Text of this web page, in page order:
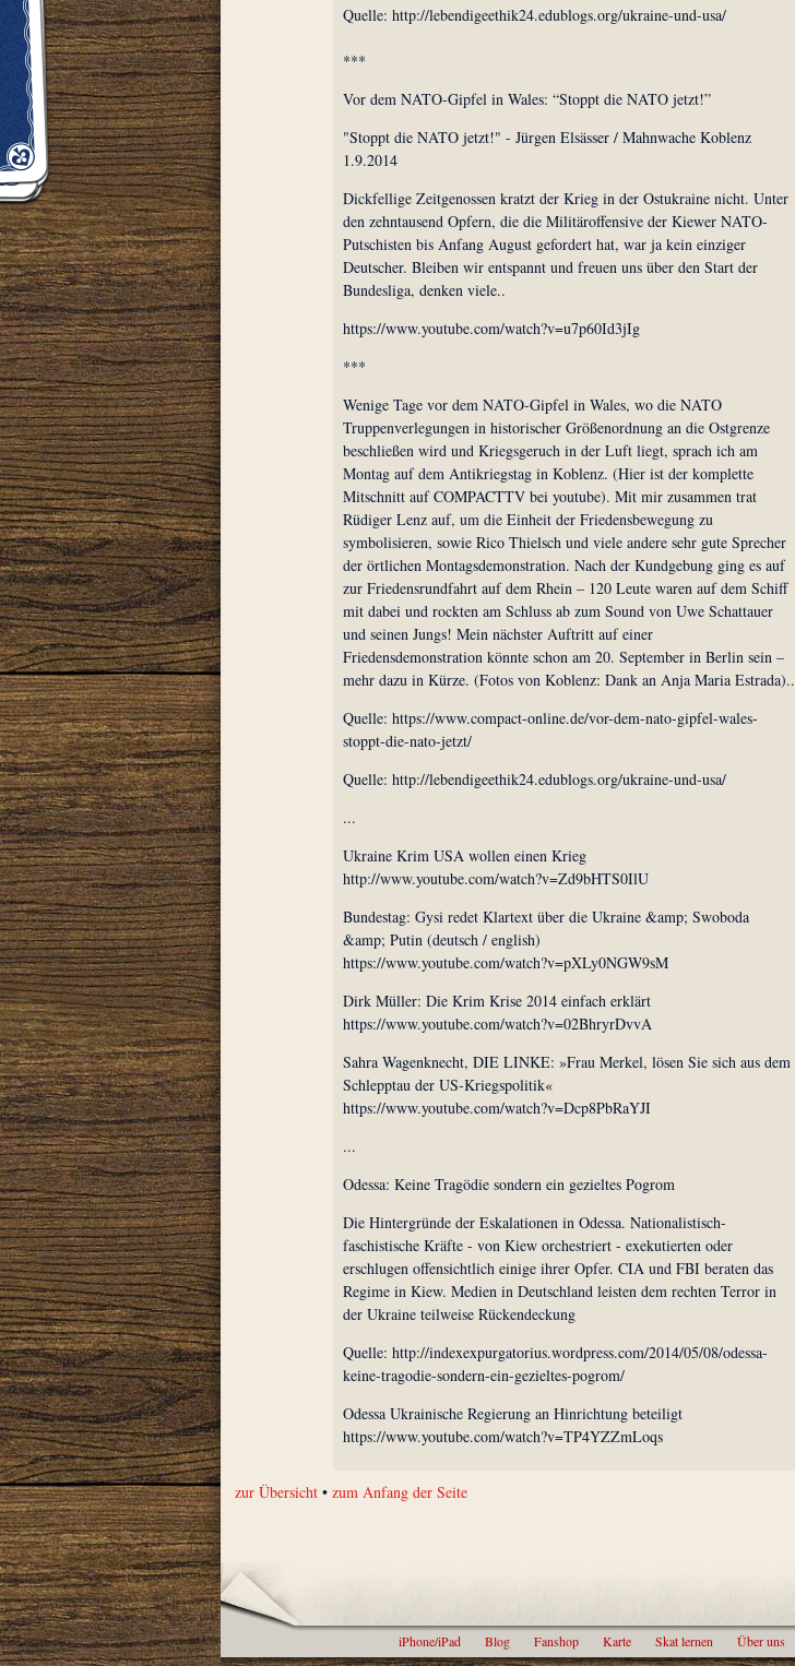
Quelle: http://lebendigeethik24.edublogs.org/ukraine-und-usa/
***
Vor dem NATO-Gipfel in Wales: “Stoppt die NATO jetzt!”
"Stoppt die NATO jetzt!" - Jürgen Elsässer / Mahnwache Koblenz
1.9.2014
Dickfellige Zeitgenossen kratzt der Krieg in der Ostukraine nicht. Unter
den zehntausend Opfern, die die Militäroffensive der Kiewer NATO-
Putschisten bis Anfang August gefordert hat, war ja kein einziger
Deutscher. Bleiben wir entspannt und freuen uns über den Start der
Bundesliga, denken viele..
https://www.youtube.com/watch?v=u7p60Id3jIg
***
Wenige Tage vor dem NATO-Gipfel in Wales, wo die NATO
Truppenverlegungen in historischer Größenordnung an die Ostgrenze
beschließen wird und Kriegsgeruch in der Luft liegt, sprach ich am
Montag auf dem Antikriegstag in Koblenz. (Hier ist der komplette
Mitschnitt auf COMPACTTV bei youtube). Mit mir zusammen trat
Rüdiger Lenz auf, um die Einheit der Friedensbewegung zu
symbolisieren, sowie Rico Thielsch und viele andere sehr gute Sprecher
der örtlichen Montagsdemonstration. Nach der Kundgebung ging es auf
zur Friedensrundfahrt auf dem Rhein – 120 Leute waren auf dem Schiff
mit dabei und rockten am Schluss ab zum Sound von Uwe Schattauer
und seinen Jungs! Mein nächster Auftritt auf einer
Friedensdemonstration könnte schon am 20. September in Berlin sein –
mehr dazu in Kürze. (Fotos von Koblenz: Dank an Anja Maria Estrada)..
Quelle: https://www.compact-online.de/vor-dem-nato-gipfel-wales-
stoppt-die-nato-jetzt/
Quelle: http://lebendigeethik24.edublogs.org/ukraine-und-usa/
...
Ukraine Krim USA wollen einen Krieg
http://www.youtube.com/watch?v=Zd9bHTS0IlU
Bundestag: Gysi redet Klartext über die Ukraine &amp; Swoboda
&amp; Putin (deutsch / english)
https://www.youtube.com/watch?v=pXLy0NGW9sM
Dirk Müller: Die Krim Krise 2014 einfach erklärt
https://www.youtube.com/watch?v=02BhryrDvvA
Sahra Wagenknecht, DIE LINKE: »Frau Merkel, lösen Sie sich aus dem
Schlepptau der US-Kriegspolitik«
https://www.youtube.com/watch?v=Dcp8PbRaYJI
...
Odessa: Keine Tragödie sondern ein gezieltes Pogrom
Die Hintergründe der Eskalationen in Odessa. Nationalistisch-
faschistische Kräfte - von Kiew orchestriert - exekutierten oder
erschlugen offensichtlich einige ihrer Opfer. CIA und FBI beraten das
Regime in Kiew. Medien in Deutschland leisten dem rechten Terror in
der Ukraine teilweise Rückendeckung
Quelle: http://indexexpurgatorius.wordpress.com/2014/05/08/odessa-
keine-tragodie-sondern-ein-gezieltes-pogrom/
Odessa Ukrainische Regierung an Hinrichtung beteiligt
https://www.youtube.com/watch?v=TP4YZZmLoqs
zur Übersicht •zum Anfang der Seite
iPhone/iPad Blog Fanshop Karte Skat lernen Über uns